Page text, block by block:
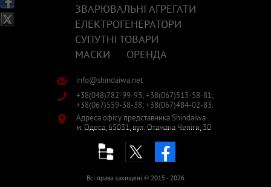
ЗВАРЮВАЛЬНІ АГРЕГАТИ
ЕЛЕКТРОГЕНЕРАТОРИ
СУПУТНІ ТОВАРИ
ОРЕНДА
МАСКИ
info@shindaiwa.net
+38(048)782-99-93; +38(067)513-58-81;
+38(067)559-38-38; +38(067)484-02-83.
Адреса офісу представника Shindaiwa
м. Одеса,65031,вул. Отамана Чепіги, 30
Всі права захищені © 2015 - 2026